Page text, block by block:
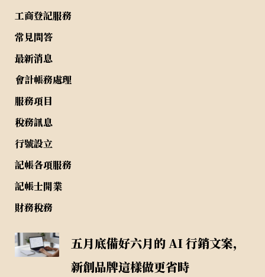
工商登記服務
常見問答
最新消息
會計帳務處理
服務項目
稅務訊息
行號設立
記帳各項服務
記帳士開業
財務稅務
五月底備好六月的 AI 行銷文案，
新創品牌這樣做更省時